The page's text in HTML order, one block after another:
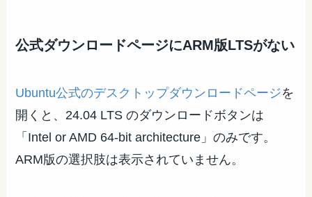
公式ダウンロードページにARM版LTSがない
Ubuntu公式のデスクトップダウンロードページを
開くと、24.04 LTS のダウンロードボタンは
「Intel or AMD 64-bit architecture」のみです。
ARM版の選択肢は表示されていません。